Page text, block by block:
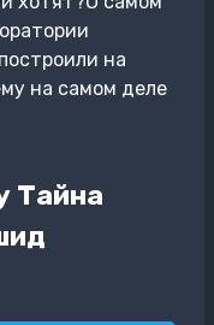
на
на самом деле
Тайна